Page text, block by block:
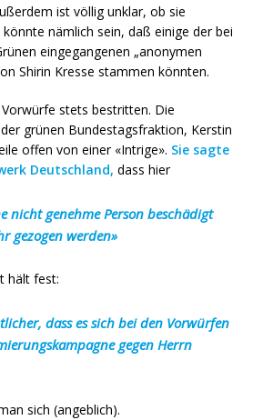
ist völlig unklar, ob sie
nämlich sein, daß einige der bei
eingegangenen „anonymen
Shirin Kresse stammen könnten.
stets bestritten. Die
grünen Bundestagsfraktion, Kerstin
offen von einer «Intrige». Sie sagte
Deutschland, dass hier
nicht genehme Person beschädigt
gezogen werden»
hält fest:
dass es sich bei den Vorwürfen
gegen Herrn
sich (angeblich).